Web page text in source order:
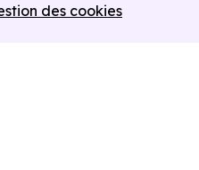
des cookies